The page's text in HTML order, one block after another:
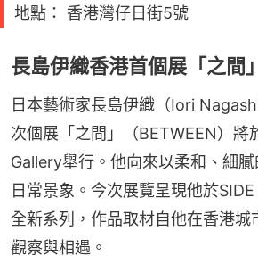
地點： 香港灣仔日街5號
長島伊織香港首個展「之間」
日本藝術家長島伊織（Iori
次個展「之間」（BETWEEN）將
Gallery舉行。他向來以柔和、細
日常景象。今次展覽呈現他於
全新系列，作品取材自他在香港城
觀察與相遇。